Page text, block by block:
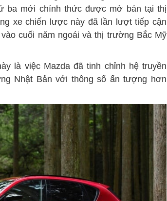
ba mới chính thức được mở bán tại thị
xe chiến lược này đã lần lượt tiếp cận
cuối năm ngoái và thị trường Bắc Mỹ
là việc Mazda đã tinh chỉnh hệ truyền
Nhật Bản với thông số ấn tượng hơn